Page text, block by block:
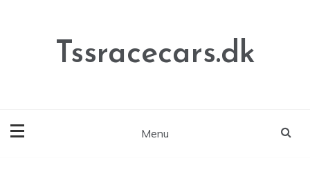
Tssracecars.dk
Menu